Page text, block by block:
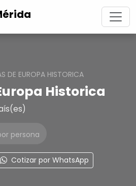
DE EUROPA HISTORICA
Historica
persona
Cotizar por WhatsApp